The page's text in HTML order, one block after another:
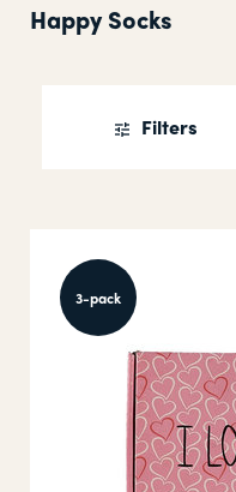
Happy Socks
Filters
3-pack